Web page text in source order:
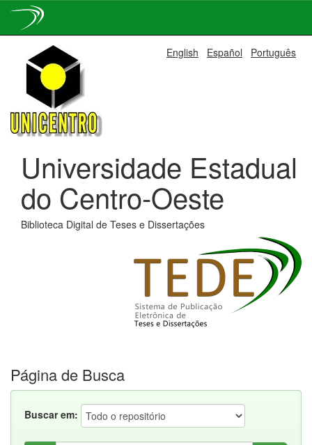
navigation
English Español Português
Universidade Estadual
do Centro-Oeste
Biblioteca Digital de Teses e Dissertações
Página de Busca
Buscar em: